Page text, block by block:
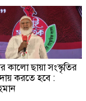
কালো ছায়া সংস্কৃতির
করতে হবে :